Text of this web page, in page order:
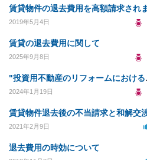
2019年5月4日
賃貸の退去費用に関して
2025年9月8日
"投資用
2024年1月19日
2021年2月9日
退去費用の時効について